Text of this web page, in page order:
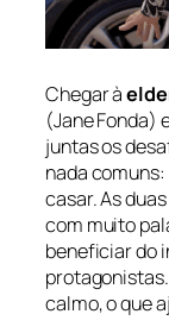
Chegar à
(Jane Fonda)
juntas os
nada
casar. As
com muito
beneficiar do
calmo, o que